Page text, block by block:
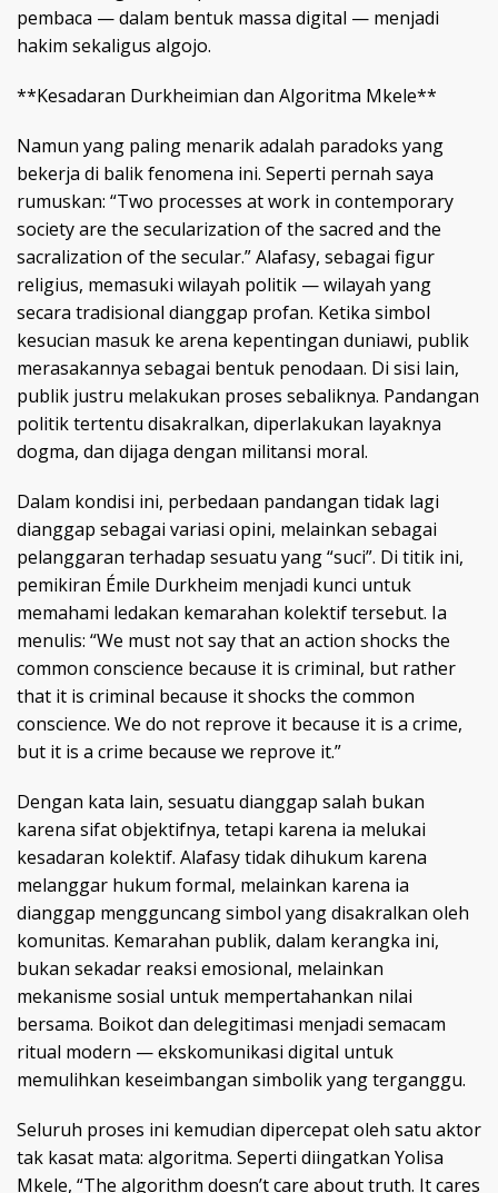
pembaca — dalam bentuk massa digital — menjadi
hakim sekaligus algojo.
**Kesadaran Durkheimian dan Algoritma Mkele**
Namun yang paling menarik adalah paradoks yang
bekerja di balik fenomena ini. Seperti pernah saya
rumuskan: “Two processes at work in contemporary
society are the secularization of the sacred and the
sacralization of the secular.” Alafasy, sebagai figur
religius, memasuki wilayah politik — wilayah yang
secara tradisional dianggap profan. Ketika simbol
kesucian masuk ke arena kepentingan duniawi, publik
merasakannya sebagai bentuk penodaan. Di sisi lain,
publik justru melakukan proses sebaliknya. Pandangan
politik tertentu disakralkan, diperlakukan layaknya
dogma, dan dijaga dengan militansi moral.
Dalam kondisi ini, perbedaan pandangan tidak lagi
dianggap sebagai variasi opini, melainkan sebagai
pelanggaran terhadap sesuatu yang “suci”. Di titik ini,
pemikiran Émile Durkheim menjadi kunci untuk
memahami ledakan kemarahan kolektif tersebut. Ia
menulis: “We must not say that an action shocks the
common conscience because it is criminal, but rather
that it is criminal because it shocks the common
conscience. We do not reprove it because it is a crime,
but it is a crime because we reprove it.”
Dengan kata lain, sesuatu dianggap salah bukan
karena sifat objektifnya, tetapi karena ia melukai
kesadaran kolektif. Alafasy tidak dihukum karena
melanggar hukum formal, melainkan karena ia
dianggap mengguncang simbol yang disakralkan oleh
komunitas. Kemarahan publik, dalam kerangka ini,
bukan sekadar reaksi emosional, melainkan
mekanisme sosial untuk mempertahankan nilai
bersama. Boikot dan delegitimasi menjadi semacam
ritual modern — ekskomunikasi digital untuk
memulihkan keseimbangan simbolik yang terganggu.
Seluruh proses ini kemudian dipercepat oleh satu aktor
tak kasat mata: algoritma. Seperti diingatkan Yolisa
Mkele, “The algorithm doesn’t care about truth. It cares